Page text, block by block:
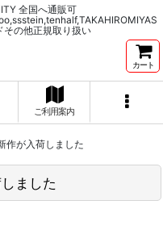
全国へ通販可
の他正規取り扱い
カート
ご利用案内
作が入荷しました
ました